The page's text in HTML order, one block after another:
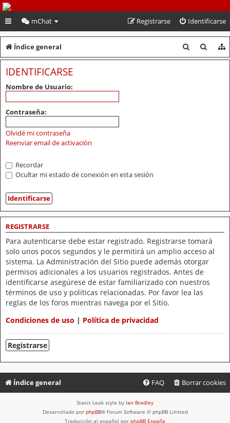
PeruVoley.com
mChat Identificarse
Registrarse
Índice general
u
u
IDENTIFICARSE
Nombre de Usuario:
Contraseña:
Olvidé mi contraseña
Reenviar email de activación
Recordar
Ocultar mi estado de conexión en esta sesión
REGISTRARSE
Para autenticarse debe estar registrado. Registrarse tomará
solo unos pocos segundos y le permitirá un amplio acceso al
sistema. La Administración del Sitio puede además otorgar
permisos adicionales a los usuarios registrados. Antes de
identificarse asegúrese de estar familiarizado con nuestros
términos de uso y políticas relacionadas. Por favor lea las
reglas de los foros mientras navega por el Sitio.
Condiciones de uso | Política de privacidad
Registrarse
Índice general Borrar cookies
FAQ
Stasis Leak style by Ian Bradley
Desarrollado por phpBB® Forum Software © phpBB Limited
Traducción al español por phpBB España